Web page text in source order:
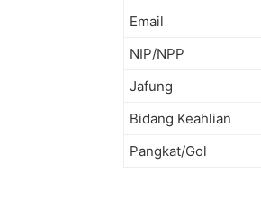
Email
NIP/NPP
Jafung
Bidang Keahlian
Pangkat/Gol